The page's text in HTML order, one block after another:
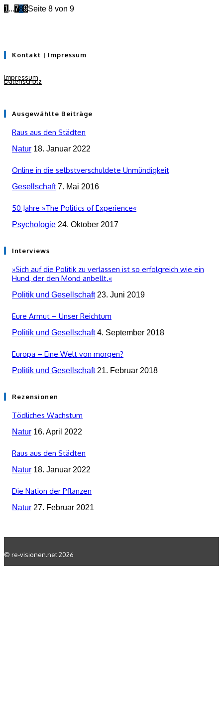
1...789Seite 8 von 9
Kontakt | Impressum
Impressum
Datenschutz
Ausgewählte Beiträge
Raus aus den Städten
Natur 18. Januar 2022
Online in die selbstverschuldete Unmündigkeit
Gesellschaft 7. Mai 2016
50 Jahre »The Politics of Experience«
Psychologie 24. Oktober 2017
Interviews
»Sich auf die Politik zu verlassen ist so erfolgreich wie ein
Hund, der den Mond anbellt.«
Politik und Gesellschaft 23. Juni 2019
Eure Armut – Unser Reichtum
Politik und Gesellschaft 4. September 2018
Europa – Eine Welt von morgen?
Politik und Gesellschaft 21. Februar 2018
Rezensionen
Tödliches Wachstum
Natur 16. April 2022
Raus aus den Städten
Natur 18. Januar 2022
Die Nation der Pflanzen
Natur 27. Februar 2021
© re-visionen.net 2026